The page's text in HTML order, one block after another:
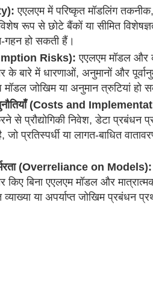
एएलएम में परिष्कृत मॉडलिंग
विशेष रूप से छोटे बैंकों या सीमित
हो सकती हैं।
Risks): एएलएम मॉडल और
बारे में धारणाओं, अनुमानों और
जोखिम या अनुमान त्रुटियां हो
चुनौतियाँ (Costs and
से प्रौद्योगिकी निवेश, डेटा प्रबंधन
प्रतिस्पर्धी या लागत-बाधित
(Overreliance on Models):
किए बिना एएलएम मॉडल और
या अपर्याप्त जोखिम प्रबंधन